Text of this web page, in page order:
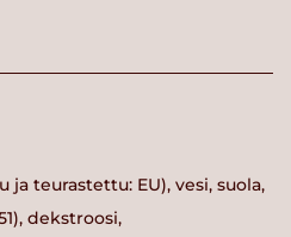
teurastettu: EU), vesi, suola,
dekstroosi,